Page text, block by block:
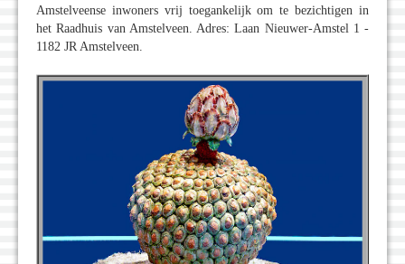
Amstelveense inwoners vrij toegankelijk om te bezichtigen in
het Raadhuis van Amstelveen. Adres: Laan Nieuwer-Amstel 1 -
1182 JR Amstelveen.